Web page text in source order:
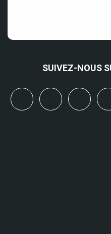
SUIVEZ-NOUS
linkedinyoutube